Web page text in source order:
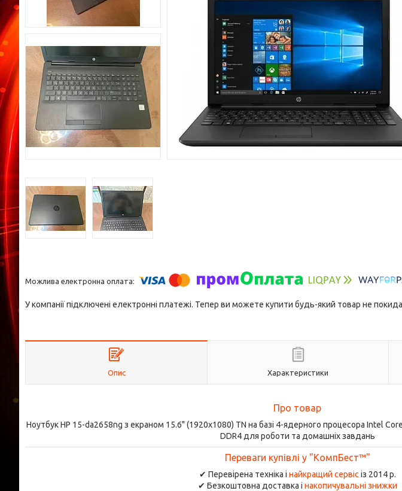
У компанії підключені електронні платежі. Тепер ви можете купити будь-який товар не
Опис Характеристики
Про товар
Ноутбук HP 15-da2658ng з екраном 15.6" (1920x1080) TN на базі 4-ядерного процесора Intel
DDR4 для роботи та домашніх завдань
Переваги купівлі у "КомпБест™"
✔ Перевірена техніка і найкращий сервіс із 2014 р.
✔ Безкоштовна доставка і накопичувальні знижки